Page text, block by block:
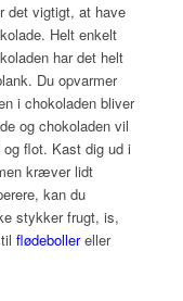
det vigtigt, at have
Helt enkelt
har det helt
Du opvarmer
i chokoladen bliver
og chokoladen vil
flot. Kast dig ud i
kræver lidt
kan du
stykker frugt, is,
flødebollereller